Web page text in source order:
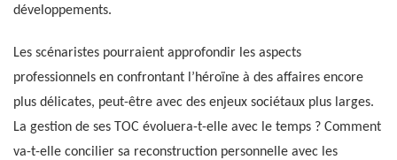
développements.
Les scénaristes pourraient approfondir les aspects
professionnels en confrontant l’héroïne à des affaires encore
plus délicates, peut-être avec des enjeux sociétaux plus larges.
La gestion de ses TOC évoluera-t-elle avec le temps ? Comment
va-t-elle concilier sa reconstruction personnelle avec les